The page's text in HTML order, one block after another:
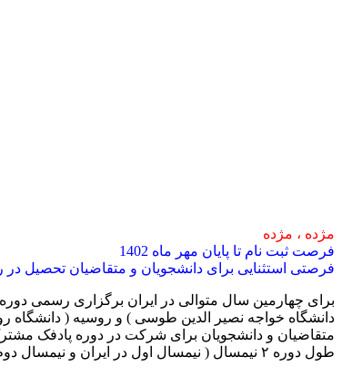
مژده ، مژده
فرصت ثبت نام تا پایان مهر ماه 1402
فرصتی استثنایی برای دانشجویان و متقاضیان تحصیل در
برای چهارمین سال متوالی در ایران برگزاری رسمی
دانشگاه خواجه نصیر الدین طوسی ) و روسیه ( دانشگاه
متقاضیان و دانشجویان برای شرکت در دوره پادفک
طول دوره ۲ نیمسال ( نیمسال اول در ایران و نیمسال دوم در روسیه )